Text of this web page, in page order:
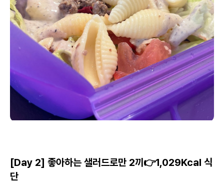
[Day 2] 좋아하는 샐러드로만 2끼👉1,029Kcal 식
단